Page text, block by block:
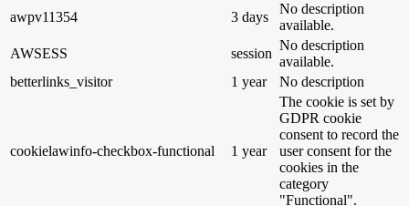
awpv11354
3 days
No description
available.
AWSESS
session
No description
available.
betterlinks_visitor
1 year No description
cookielawinfo-checkbox-functional 1 year
The cookie is set by
GDPR cookie
consent to record the
user consent for the
cookies in the
category
"Functional".